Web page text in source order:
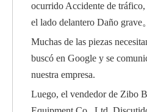
ocurrido Accidente de
el lado delantero Daño grave。
Muchas de las piezas
buscó en Google y se
nuestra empresa.
Luego, el vendedor de Zibo